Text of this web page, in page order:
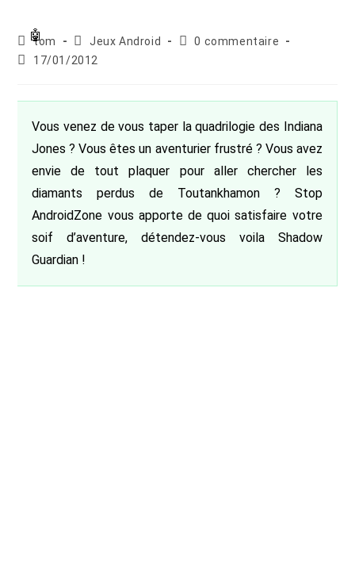
Auteur/autrice
de
tom
Post
category:
Jeux Android
Commentaires
0 commentaire
Publication
17/01/2012
Vous venez de vous taper la quadrilogie des Indiana
Jones ? Vous êtes un aventurier frustré ? Vous avez
envie de tout plaquer pour aller chercher les
diamants perdus de Toutankhamon ? Stop
AndroidZone vous apporte de quoi satisfaire votre
soif d’aventure, détendez-vous voila Shadow
Guardian !